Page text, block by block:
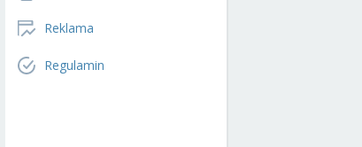
Reklama
Regulamin